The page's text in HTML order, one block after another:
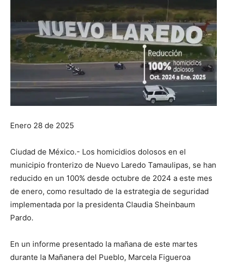
Enero 28 de 2025
Ciudad de México.- Los homicidios dolosos en el
municipio fronterizo de Nuevo Laredo Tamaulipas, se han
reducido en un 100% desde octubre de 2024 a este mes
de enero, como resultado de la estrategia de seguridad
implementada por la presidenta Claudia Sheinbaum
Pardo.
En un informe presentado la mañana de este martes
durante la Mañanera del Pueblo, Marcela Figueroa